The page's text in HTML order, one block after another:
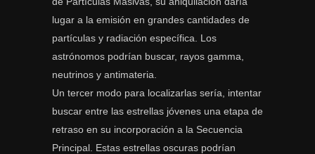
lugar a la emisión en grandes cantidades de
partículas y radiación específica. Los
astrónomos podrían buscar, rayos gamma,
neutrinos y antimateria.
Un tercer modo para localizarlas sería, intentar
buscar entre las estrellas jóvenes una etapa de
retraso en su incorporación a la Secuencia
Principal. Estas estrellas oscuras podrían